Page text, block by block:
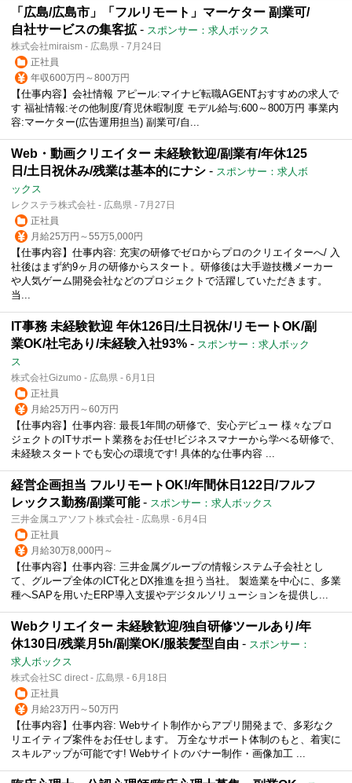
「広島/広島市」「フルリモート」マーケター 副業可/
自社サービスの集客拡- スポンサー：求人ボックス
株式会社miraism - 広島県 - 7月24日
正社員
年収600万円～800万円
【仕事内容】会社情報 アピール:マイナビ転職AGENTおすすめの求人で
す 福祉情報:その他制度/育児休暇制度 モデル給与:600～800万円 事業内
容:マーケター(広告運用担当) 副業可/自...
Web・動画クリエイター 未経験歓迎/副業有/年休125
日/土日祝休み/残業は基本的にナシ - スポンサー：求人ボ
ックス
レクステラ株式会社 - 広島県 - 7月27日
正社員
月給25万円～55万5,000円
【仕事内容】仕事内容: 充実の研修でゼロからプロのクリエイターへ/ 入
社後はまず約9ヶ月の研修からスタート。研修後は大手遊技機メーカー
や人気ゲーム開発会社などのプロジェクトで活躍していただきます。
当...
IT事務 未経験歓迎 年休126日/土日祝休/リモートOK/副
業OK/社宅あり/未経験入社93% - スポンサー：求人ボック
ス
株式会社Gizumo - 広島県 - 6月1日
正社員
月給25万円～60万円
【仕事内容】仕事内容: 最長1年間の研修で、安心デビュー 様々なプロ
ジェクトのITサポート業務をお任せ!ビジネスマナーから学べる研修で、
未経験スタートでも安心の環境です! 具体的な仕事内容 ...
経営企画担当 フルリモートOK!/年間休日122日/フルフ
レックス勤務/副業可能- スポンサー：求人ボックス
三井金属ユアソフト株式会社 - 広島県 - 6月4日
正社員
月給30万8,000円～
【仕事内容】仕事内容: 三井金属グループの情報システム子会社とし
て、グループ全体のICT化とDX推進を担う当社。 製造業を中心に、多業
種へSAPを用いたERP導入支援やデジタルソリューションを提供し...
Webクリエイター 未経験歓迎/独自研修ツールあり/年
休130日/残業月5h/副業OK/服装髪型自由 - スポンサー：
求人ボックス
株式会社SC direct - 広島県 - 6月18日
正社員
月給23万円～50万円
【仕事内容】仕事内容: Webサイト制作からアプリ開発まで、多彩なク
リエイティブ案件をお任せします。 万全なサポート体制のもと、着実に
スキルアップが可能です! Webサイトのバナー制作・画像加工 ...